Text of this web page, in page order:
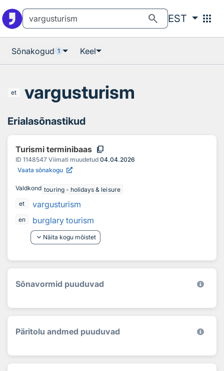
search EST apps
Sõnakogud 1 Keel
et vargusturism
Erialasõnastikud
Turismi terminibaas content_copy
ID 1148547 Viimati muudetud 04.04.2026
Vaata sõnakogu
Valdkond touring - holidays & leisure
et
vargusturism
en
burglary tourism
keyboard_arrow_down Näita kogu mõistet
Sõnavormid puuduvad
Päritolu andmed puuduvad